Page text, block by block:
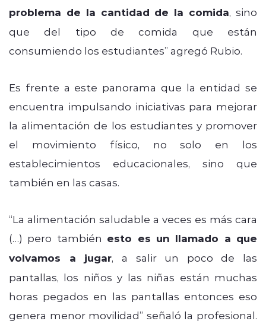
problema de la cantidad de la comida, sino
que del tipo de comida que están
consumiendo los estudiantes” agregó Rubio.
Es frente a este panorama que la entidad se
encuentra impulsando iniciativas para mejorar
la alimentación de los estudiantes y promover
el movimiento físico, no solo en los
establecimientos educacionales, sino que
también en las casas.
“La alimentación saludable a veces es más cara
(…) pero también esto es un llamado a que
volvamos a jugar, a salir un poco de las
pantallas, los niños y las niñas están muchas
horas pegados en las pantallas entonces eso
genera menor movilidad” señaló la profesional.